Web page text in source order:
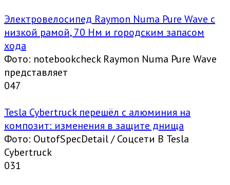
Электровелосипед Raymon Numa Pure Wave с
низкой рамой, 70 Нм и городским запасом
хода
Фото: notebookcheck Raymon Numa Pure Wave
представляет
047
Tesla Cybertruck перешёл с алюминия на
композит: изменения в защите днища
Фото: OutofSpecDetail / Соцсети В Tesla
Cybertruck
031